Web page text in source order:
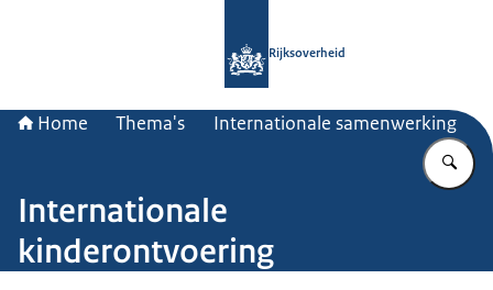
Rijksoverheid
Home Thema's Internationale samenwerking
Internationale
kinderontvoering